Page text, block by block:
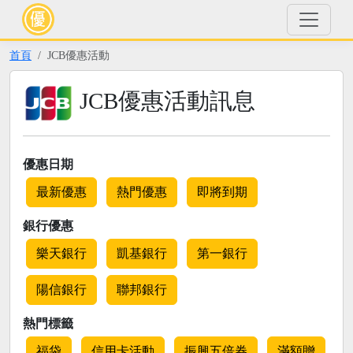
首頁 JCB優惠活動
JCB優惠活動訊息
優惠日期
最新優惠 熱門優惠 即將到期
銀行優惠
樂天銀行 凱基銀行 第一銀行
陽信銀行 聯邦銀行
熱門標籤